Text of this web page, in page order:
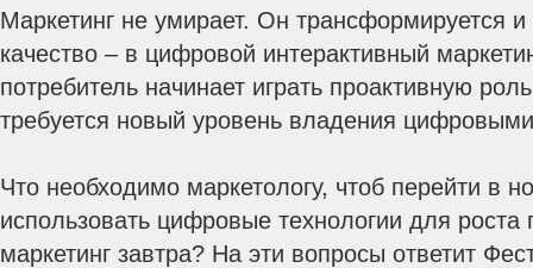
Маркетинг не умирает. Он трансформируется
качество – в цифровой интерактивный
потребитель начинает играть проактивную
требуется новый уровень владения
Что необходимо маркетологу, чтоб перейти в
использовать цифровые технологии для
маркетинг завтра? На эти вопросы ответит